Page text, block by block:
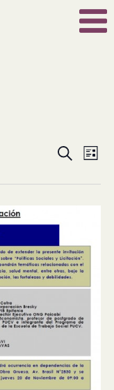
vistas
de
Eventos
Buscar
Lista